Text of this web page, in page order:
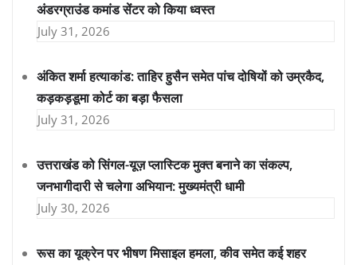
अंडरग्राउंड कमांड सेंटर को किया ध्वस्त
July 31, 2026
अंकित शर्मा हत्याकांड: ताहिर हुसैन समेत पांच दोषियों को उम्रकैद,
कड़कड़डूमा कोर्ट का बड़ा फैसला
July 31, 2026
उत्तराखंड को सिंगल-यूज़ प्लास्टिक मुक्त बनाने का संकल्प,
जनभागीदारी से चलेगा अभियान: मुख्यमंत्री धामी
July 30, 2026
रूस का यूक्रेन पर भीषण मिसाइल हमला, कीव समेत कई शहर